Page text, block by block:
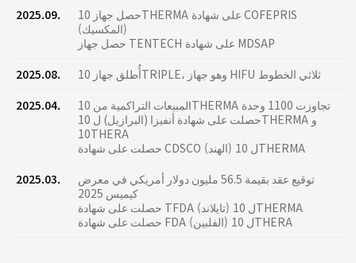
2025.09.
حصل جهاز 10THERMA على شهادة COFEPRIS
(المكسيك)
حصل جهاز TENTECH على شهادة MDSAP
2025.08.
أُطلق جهاز 10TRIPLE، وهو جهاز HIFU ثلاثي الخطوط
2025.04.
المبيعات التراكمية من 10THERMA تجاوزت 1100 وحدة
حصلت على شهادة أنفيزا (البرازيل) ل 10THERMA و
10THERA
حصلت على شهادة CDSCO (الهند) ل 10THERMA
2025.03.
توقيع عقد بقيمة 56.5 مليون دولار أمريكي في معرض
كيميس 2025
حصلت على شهادة TFDA (تايلاند) ل 10THERMA
حصلت على شهادة FDA (الفلبين) ل 10THERA